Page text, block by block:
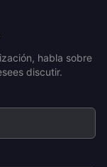
habla sobre
discutir.